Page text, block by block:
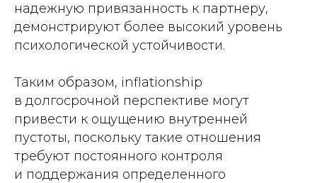
надежную привязанность к партнеру,
демонстрируют более высокий уровень
психологической устойчивости.
Таким образом, inflationship
в долгосрочной перспективе могут
привести к ощущению внутренней
пустоты, поскольку такие отношения
требуют постоянного контроля
и поддержания определенного